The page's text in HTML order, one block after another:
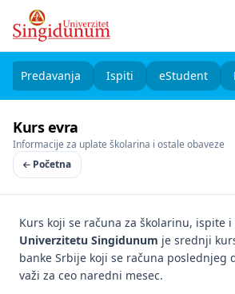
Predavanja Ispiti eStudent
Kurs evra
Informacije za uplate školarina i ostale obaveze
Početna
Kurs koji se računa za školarinu, ispite
Univerzitetu Singidunum je srednji
banke Srbije koji se računa poslednjeg
važi za ceo naredni mesec.